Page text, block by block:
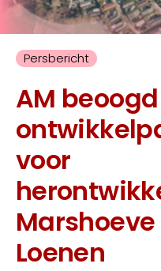
Persbericht
AM beoogd
voor
Marshoeve
Loenen